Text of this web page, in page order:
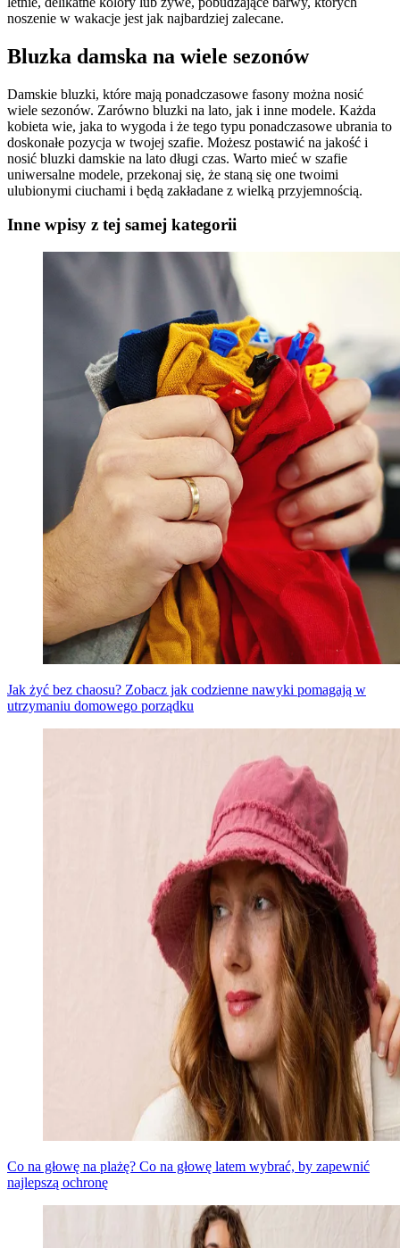
noszenie w wakacje jest jak najbardziej zalecane.
Bluzka damska na wiele sezonów
Damskie bluzki, które mają ponadczasowe fasony można nosić
wiele sezonów. Zarówno bluzki na lato, jak i inne modele. Każda
kobieta wie, jaka to wygoda i że tego typu ponadczasowe ubrania to
doskonałe pozycja w twojej szafie. Możesz postawić na jakość i
nosić bluzki damskie na lato długi czas. Warto mieć w szafie
uniwersalne modele, przekonaj się, że staną się one twoimi
ulubionymi ciuchami i będą zakładane z wielką przyjemnością.
Inne wpisy z tej samej kategorii
Jak żyć bez chaosu? Zobacz jak codzienne nawyki pomagają w
utrzymaniu domowego porządku
Co na głowę na plażę? Co na głowę latem wybrać, by zapewnić
najlepszą ochronę